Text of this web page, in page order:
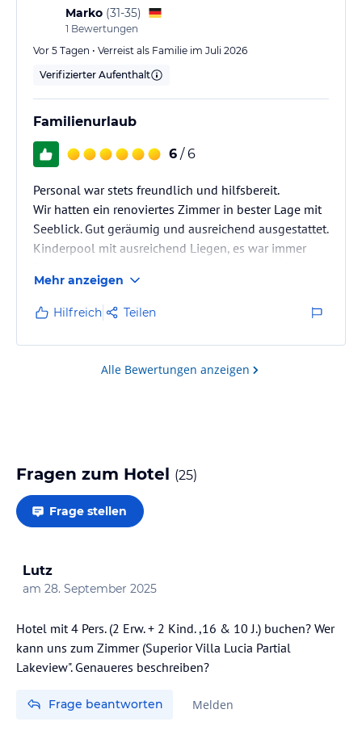
Marko (31-35)
1 Bewertungen
Vor 5 Tagen • Verreist als Familie im Juli 2026
Verifizierter Aufenthalt
Familienurlaub
6 / 6
Personal war stets freundlich und hilfsbereit.
Wir hatten ein renoviertes Zimmer in bester Lage mit
Seeblick. Gut geräumig und ausreichend ausgestattet.
Kinderpool mit ausreichend Liegen, es war immer
wieder.
Mehr anzeigen
Hilfreich Teilen
Alle Bewertungen anzeigen
Fragen zum Hotel (25)
Frage stellen
Lutz
am 28. September 2025
Hotel mit 4 Pers. (2 Erw. + 2 Kind. ,16 & 10 J.) buchen? Wer
kann uns zum Zimmer (Superior Villa Lucia Partial
Lakeview". Genaueres beschreiben?
Frage beantworten Melden